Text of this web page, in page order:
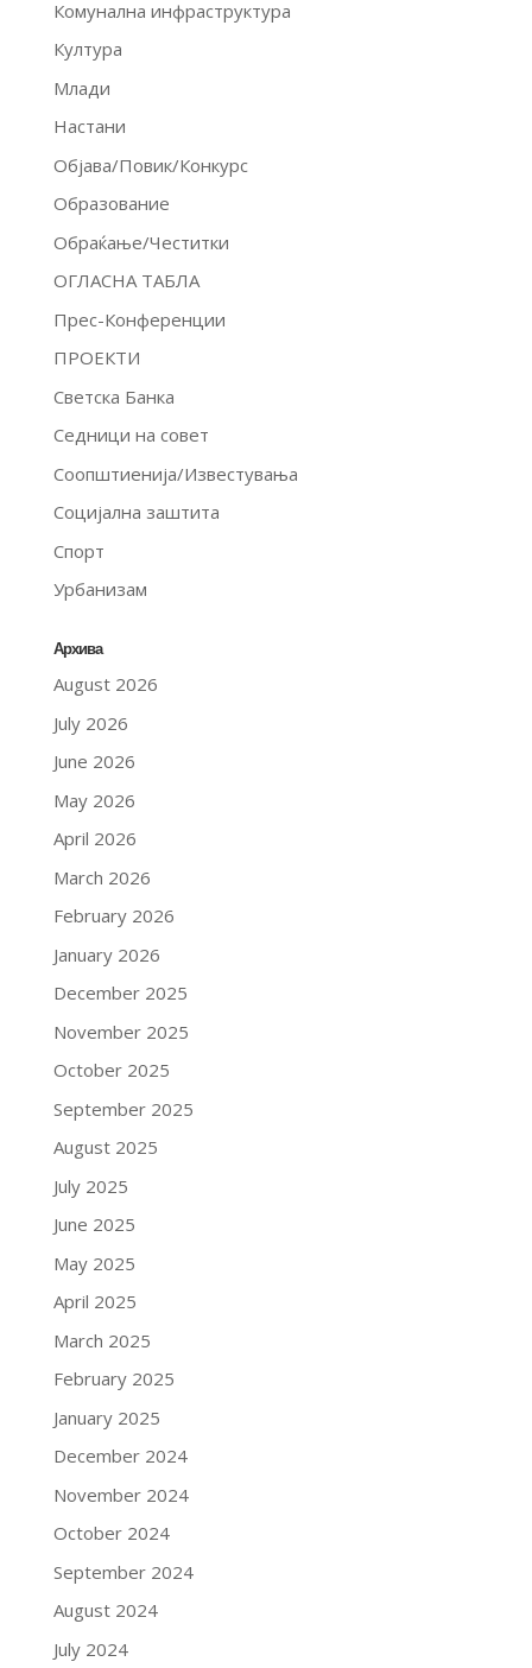
Комунална инфраструктура
Култура
Млади
Настани
Објава/Повик/Конкурс
Образование
Обраќање/Честитки
ОГЛАСНА ТАБЛА
Прес-Конференции
ПРОЕКТИ
Светска Банка
Седници на совет
Соопштиенија/Известувања
Социјална заштита
Спорт
Урбанизам
Архива
August 2026
July 2026
June 2026
May 2026
April 2026
March 2026
February 2026
January 2026
December 2025
November 2025
October 2025
September 2025
August 2025
July 2025
June 2025
May 2025
April 2025
March 2025
February 2025
January 2025
December 2024
November 2024
October 2024
September 2024
August 2024
July 2024